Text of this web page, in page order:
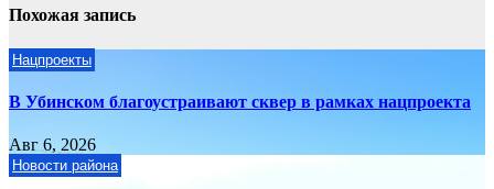
Похожая запись
Нацпроекты
В Убинском благоустраивают сквер в рамках нацпроекта
Авг 6, 2026
Новости района